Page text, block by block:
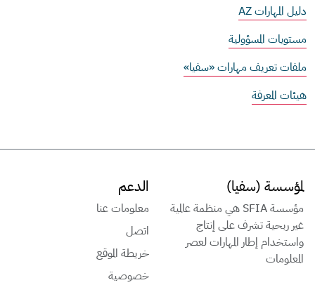
دليل المهارات AZ
مستويات المسؤولية
ملفات تعريف مهارات «سفيا»
هيئات المعرفة
لمؤسسة (سفيا)
مؤسسة SFIA هي منظمة عالمية
غير ربحية تشرف على إنتاج
واستخدام إطار المهارات لعصر
المعلومات
الدعم
معلومات عنا
اتصل
خريطة الموقع
خصوصية